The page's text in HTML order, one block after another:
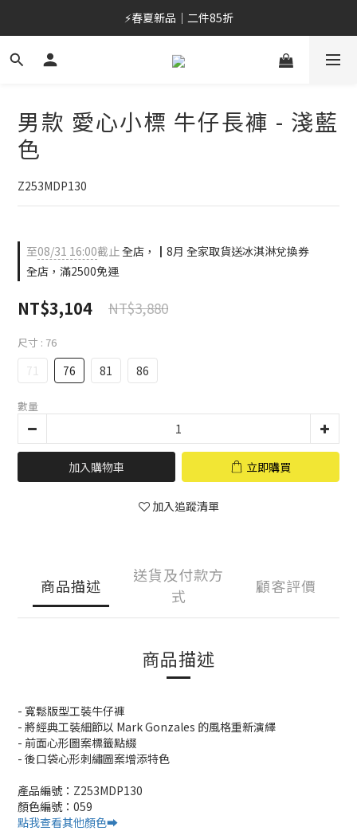
⚡春夏新品｜二件85折
⚡春夏新品｜二件85折
加入會員/綁定LINE，首購最高折$400
⚡春夏新品｜二件85折
男款 愛心小標 牛仔長褲 - 淺藍
色
Z253MDP130
至08/31 16:00截止全店，┃8月 全家取貨送冰淇淋兌換券
全店，滿2500免運
NT$3,104 NT$3,880
尺寸 : 76
71 76 81 86
數量
加入購物車 立即購買
加入追蹤清單
商品描述
送貨及付款方
式
顧客評價
商品描述
- 寬鬆版型工裝牛仔褲
- 將經典工裝細節以 Mark Gonzales 的風格重新演繹
- 前面心形圖案標籤點綴
- 後口袋心形刺繡圖案增添特色
產品編號：Z253MDP130
顏色編號：059
點我查看其他顏色➡️